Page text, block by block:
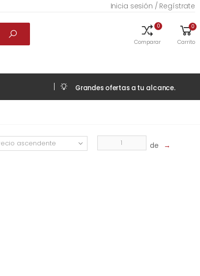
Inicia sesión / Regístrate
0
Comparar
0
Carrito
Grandes ofertas a tu alcance.
de →